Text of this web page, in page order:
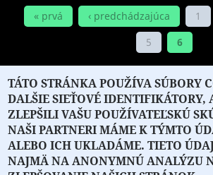
« prvá ‹ predchádzajúca 1
5
6
O PORTÁLI O DRUŽSTVE
TÁTO STRÁNKA POUŽÍVA SÚBORY
DALŠIE SIEŤOVÉ IDENTIFIKÁTORY,
ZLEPŠILI VAŠU POUŽÍVATEĽSKÚ
NAŠI PARTNERI MÁME K TÝMTO
ALEBO ICH UKLADÁME. TIETO
NAJMÄ NA ANONYMNÚ ANALÝZU